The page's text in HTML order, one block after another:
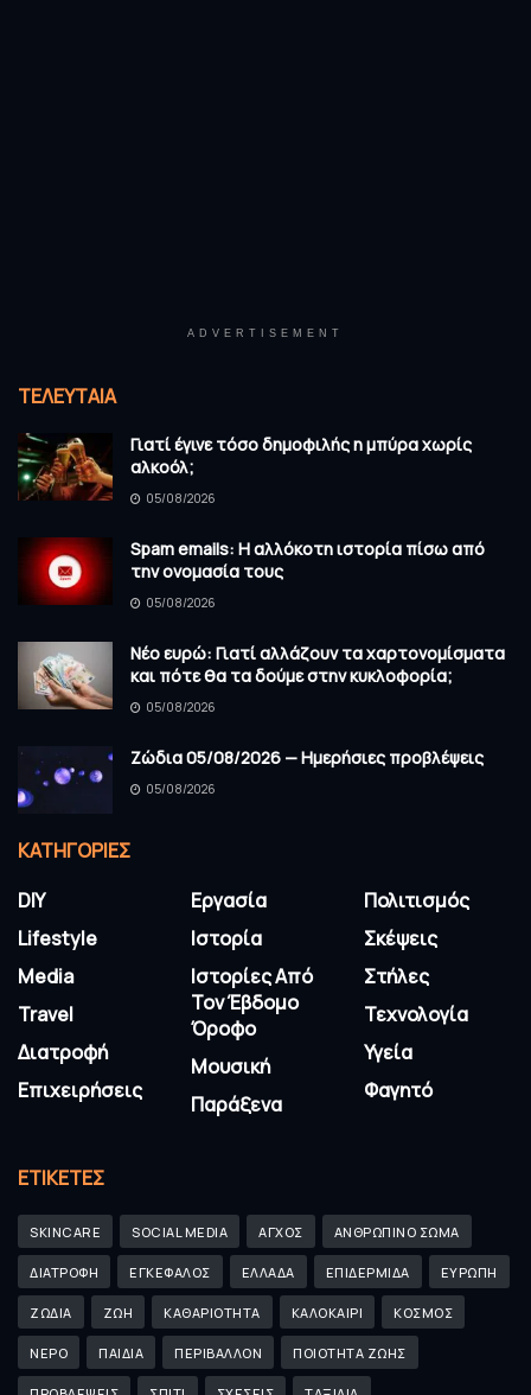
ADVERTISEMENT
ΤΕΛΕΥΤΑΊΑ
Γιατί έγινε τόσο δημοφιλής η μπύρα χωρίς
αλκοόλ;
05/08/2026
Spam emails: Η αλλόκοτη ιστορία πίσω από
την ονομασία τους
05/08/2026
Νέο ευρώ: Γιατί αλλάζουν τα χαρτονομίσματα
και πότε θα τα δούμε στην κυκλοφορία;
05/08/2026
Ζώδια 05/08/2026 — Ημερήσιες προβλέψεις
05/08/2026
KΑΤΗΓΟΡΊΕΣ
DIY
Lifestyle
Media
Travel
Διατροφή
Επιχειρήσεις
Εργασία
Ιστορία
Ιστορίες Από
Τον Έβδομο
Όροφο
Μουσική
Παράξενα
Πολιτισμός
Σκέψεις
Στήλες
Τεχνολογία
Υγεία
Φαγητό
ΕΤΙΚΈΤΕΣ
SKINCARE SOCIAL MEDIA ΑΓΧΟΣ ΑΝΘΡΩΠΙΝΟ ΣΩΜΑ
ΔΙΑΤΡΟΦΗ ΕΓΚΕΦΑΛΟΣ ΕΛΛΑΔΑ ΕΠΙΔΕΡΜΙΔΑ ΕΥΡΩΠΗ
ΖΩΔΙΑ ΖΩΗ ΚΑΘΑΡΙΟΤΗΤΑ ΚΑΛΟΚΑΙΡΙ ΚΟΣΜΟΣ
ΝΕΡΟ ΠΑΙΔΙΑ ΠΕΡΙΒΑΛΛΟΝ ΠΟΙΟΤΗΤΑ ΖΩΗΣ